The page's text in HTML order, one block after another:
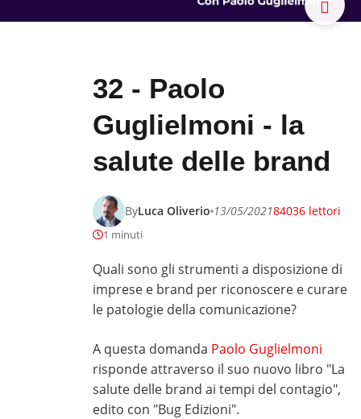
32 - Paolo
Guglielmoni - la
salute delle brand
ByLuca Oliverio 13/05/202184036 lettori
1 minuti
Quali sono gli strumenti a disposizione di
imprese e brand per riconoscere e curare
le patologie della comunicazione?
A questa domanda Paolo Guglielmoni
risponde attraverso il suo nuovo libro "La
salute delle brand ai tempi del contagio",
edito con "Bug Edizioni".